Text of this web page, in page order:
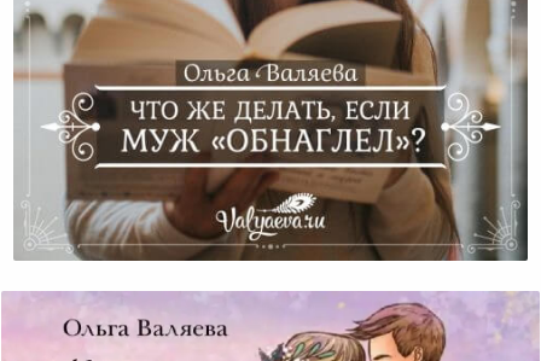
Что Же Делать, Если Муж «обнаглел»?